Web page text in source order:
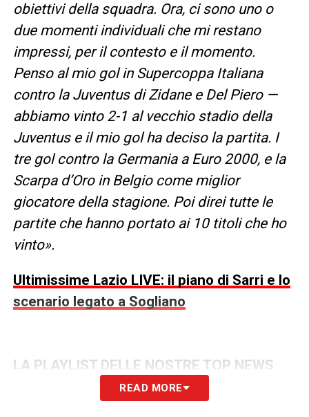
obiettivi della squadra. Ora, ci sono uno o
due momenti individuali che mi restano
impressi, per il contesto e il momento.
Penso al mio gol in Supercoppa Italiana
contro la Juventus di Zidane e Del Piero —
abbiamo vinto 2-1 al vecchio stadio della
Juventus e il mio gol ha deciso la partita. I
tre gol contro la Germania a Euro 2000, e la
Scarpa d’Oro in Belgio come miglior
giocatore della stagione. Poi direi tutte le
partite che hanno portato ai 10 titoli che ho
vinto».
Ultimissime Lazio LIVE: il piano di Sarri e lo
scenario legato a Sogliano
LA PLAYLIST DELLE NOSTRE TOP NEWS
READ MORE